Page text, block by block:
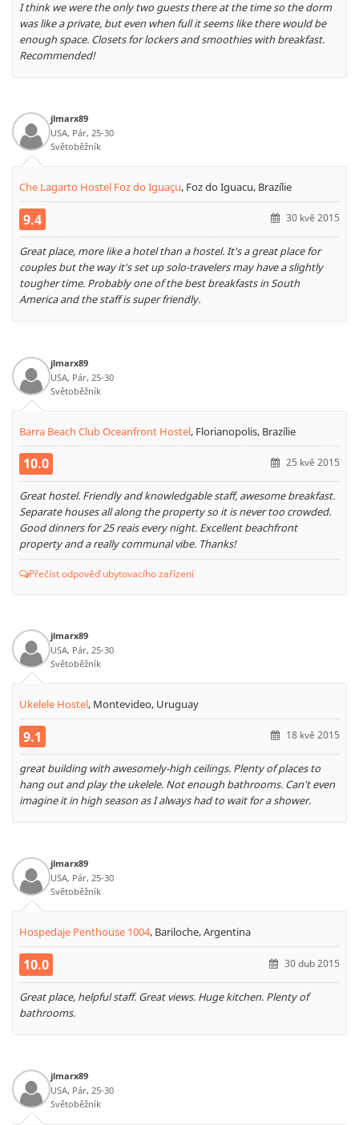
I think we were the only two guests there at the time so the dorm
was like a private, but even when full it seems like there would be
enough space. Closets for lockers and smoothies with breakfast.
Recommended!
jlmarx89
USA, Pár, 25-30
Světoběžník
Che Lagarto Hostel Foz do Iguaçu, Foz do Iguacu, Brazílie
9.4 30 kvě 2015
Great place, more like a hotel than a hostel. It's a great place for
couples but the way it's set up solo-travelers may have a slightly
tougher time. Probably one of the best breakfasts in South
America and the staff is super friendly.
jlmarx89
USA, Pár, 25-30
Světoběžník
Barra Beach Club Oceanfront Hostel, Florianopolis, Brazílie
10.0 25 kvě 2015
Great hostel. Friendly and knowledgable staff, awesome breakfast.
Separate houses all along the property so it is never too crowded.
Good dinners for 25 reais every night. Excellent beachfront
property and a really communal vibe. Thanks!
Přečíst odpověď ubytovacího zařízení
jlmarx89
USA, Pár, 25-30
Světoběžník
Ukelele Hostel, Montevideo, Uruguay
9.1 18 kvě 2015
great building with awesomely-high ceilings. Plenty of places to
hang out and play the ukelele. Not enough bathrooms. Can't even
imagine it in high season as I always had to wait for a shower.
jlmarx89
USA, Pár, 25-30
Světoběžník
Hospedaje Penthouse 1004, Bariloche, Argentina
10.0 30 dub 2015
Great place, helpful staff. Great views. Huge kitchen. Plenty of
bathrooms.
jlmarx89
USA, Pár, 25-30
Světoběžník